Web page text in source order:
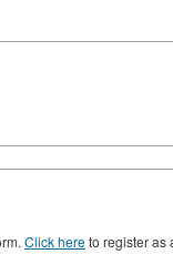
Click hereto register as